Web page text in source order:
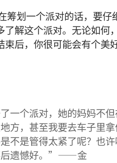
筹划一个派对的话，要
解这个派对。无论如何
束后，你很可能会有个美
一个派对，她的妈妈不
方，甚至我要去车子里
不是管得太紧了呢？也
后遗憾好。”——金